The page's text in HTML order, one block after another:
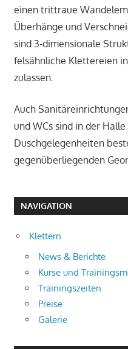
einen trittraue
Überhänge und
sind 3-dimensionale
felsähnliche Klettereien
zulassen.
Auch
und WCs sind in der
Duschgelegenheiten
gegenüberliegenden
NAVIGATION
Klettern
News & Berichte
Kurse und
Trainingszeiten
Preise
Galerie